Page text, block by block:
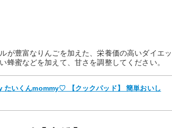
が豊富なりんごを加えた、栄養価の高いダイエッ
蜂蜜などを加えて、甘さを調整してください。
たいくんmommy♡ 【クックパッド】 簡単おいし